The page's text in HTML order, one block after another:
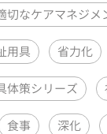
切なケアマネジメ
用具 省力化
体策シリーズ
食事 深化